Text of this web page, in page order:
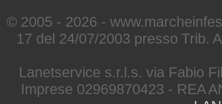
© 2005 - 2026 -
17 del 24/07/2003 presso Trib.
Lanetservice s.r.l.s. via Fabio
Imprese 02969870423 - REA